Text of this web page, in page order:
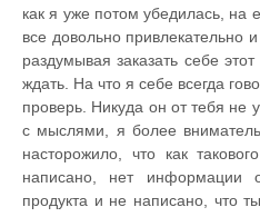
как я уже потом убедилась, на
все довольно привлекательно
раздумывая заказать себе
ждать. На что я себе всегда
проверь. Никуда он от тебя не
с мыслями, я более
насторожило, что как
написано, нет информации
продукта и не написано, что